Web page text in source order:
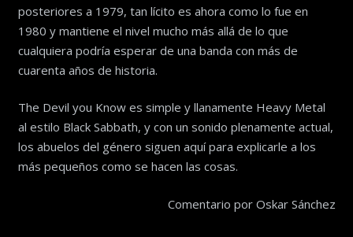
posteriores a 1979, tan lícito es ahora como lo fue en
1980 y mantiene el nivel mucho más allá de lo que
cualquiera podría esperar de una banda con más de
cuarenta años de historia.
The Devil you Know es simple y llanamente Heavy Metal
al estilo Black Sabbath, y con un sonido plenamente actual,
los abuelos del género siguen aquí para explicarle a los
más pequeños como se hacen las cosas.
Comentario por Oskar Sánchez